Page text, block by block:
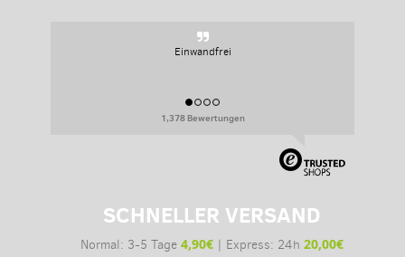
Sehr persoenlich, sehr flexibel.
1,378 Bewertungen
SCHNELLER VERSAND
Normal: 3-5 Tage 4,90€| Express: 24h 20,00€